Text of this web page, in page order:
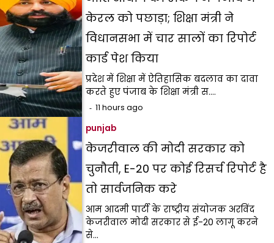
केरल को पछाड़ा; शिक्षा मंत्री ने
विधानसभा में चार सालों का रिपोर्ट
कार्ड पेश किया
प्रदेश में शिक्षा में ऐतिहासिक बदलाव का दावा
करते हुए पंजाब के शिक्षा मंत्री स.…
11 hours ago
punjab
केजरीवाल की मोदी सरकार को
चुनौती, E-20 पर कोई रिसर्च रिपोर्ट है
तो सार्वजनिक करे
आम आदमी पार्टी के राष्ट्रीय संयोजक अरविंद
केजरीवाल मोदी सरकार से ई-20 लागू करने
से…